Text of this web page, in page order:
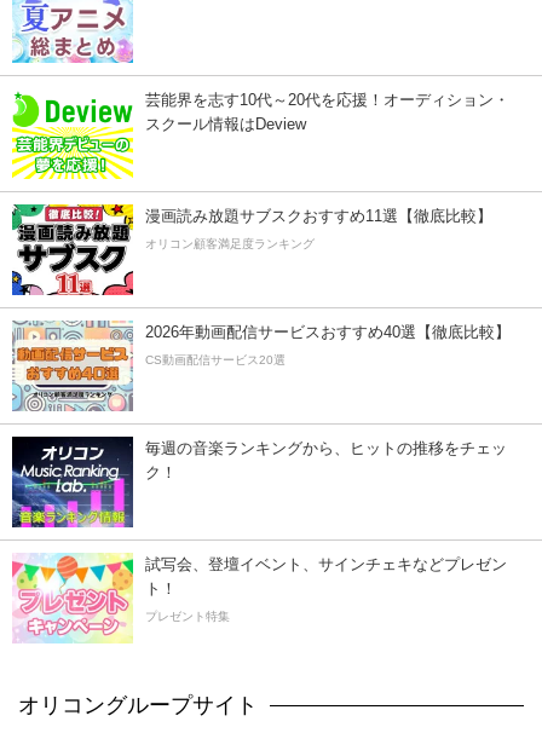
芸能界を志す10代～20代を応援！オーディション・
スクール情報はDeview
漫画読み放題サブスクおすすめ11選【徹底比較】
オリコン顧客満足度ランキング
2026年動画配信サービスおすすめ40選【徹底比較】
CS動画配信サービス20選
毎週の音楽ランキングから、ヒットの推移をチェッ
ク！
試写会、登壇イベント、サインチェキなどプレゼン
ト！
プレゼント特集
オリコングループサイト